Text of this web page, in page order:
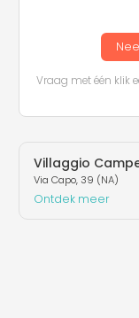
Vraag met één klik
Villaggio
Via Capo, 39 (NA)
Ontdek meer